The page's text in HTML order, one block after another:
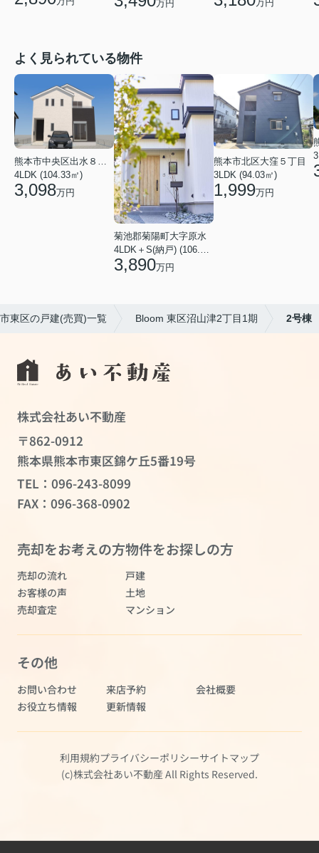
万円 万円
よく見られている物件
4LDK (104.33㎡)
3,098万円
菊池郡菊陽町大字原水
4LDK＋S(納戸) (106.82㎡)
3,890万円
熊本市北区大窪５丁目
3LDK (94.03㎡)
1,999万円
東区の戸建(売買)一覧 Bloom 東区沼山津2丁目1期 2号棟
株式会社あい不動産
〒862-0912
熊本県熊本市東区錦ケ丘5番19号
TEL： 096-243-8099
FAX：096-368-0902
売却をお考えの方
売却の流れ
お客様の声
売却査定
物件をお探しの方
戸建
土地
マンション
その他
お問い合わせ 来店予約
会社概要
お役立ち情報
更新情報
利用規約プライバシーポリシーサイトマップ
(c)株式会社あい不動産 All Rights Reserved.